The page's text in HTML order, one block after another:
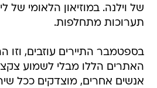
של וילנה. במוזיאון הלאומי של
תערוכות מתחלפות.
בספטמבר התיירים עוזבים, וזו
האתרים הללו מבלי לשמוע
אנשים אחרים, מוצדקים ככל